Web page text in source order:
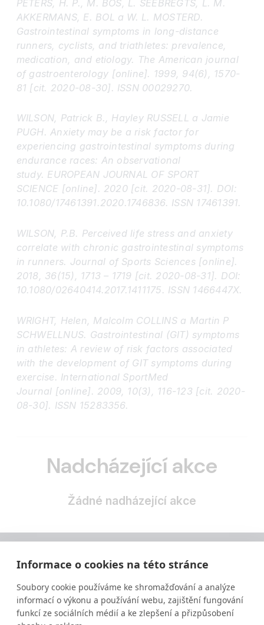
Informace o cookies na této stránce
Soubory cookie používáme ke shromažďování a analýze
informací o výkonu a používání webu, zajištění fungování
funkcí ze sociálních médií a ke zlepšení a přizpůsobení
PETERS, H. P., M. BOS, L. SEEBREGTS, L. M.
AKKERMANS, E. BOL a W. L. MOSTERD.
Gastrointestinal symptoms in long-distance
runners, cyclists, and triathletes: prevalence,
medication, and etiology. The American journal
of gastroenterology [online]. 1999, 94(6), 1570-
81 [cit. 2020-08-30]. ISSN 00029270.
WILSON, Patrick B., Hayley RUSSELL a Jamie
PUGH. Anxiety may be a risk factor for
experiencing gastrointestinal symptoms during
endurance races: An observational
study. EUROPEAN JOURNAL OF SPORT
SCIENCE [online]. 2020 [cit. 2020-08-31]. DOI:
10.1080/17461391.2020.1746836. ISSN 17461391.
WILSON, P.B. Perceived life stress and anxiety
correlate with chronic gastrointestinal symptoms
in runners. Journal of Sports Sciences [online].
2018, 36(15), 1713 – 1719 [cit. 2020-08-31]. DOI:
10.1080/02640414.2017.1411175. ISSN 1466447X.
WRIGHT, Helen, Malcolm COLLINS a Martin P
SCHWELLNUS. Gastrointestinal (GIT) symptoms
in athletes: A review of risk factors associated
with the development of GIT symptoms during
exercise. International SportMed
Journal [online]. 2009, 10(3), 116-123 [cit. 2020-
08-30]. ISSN 15283356.
Nadcházející akce
Žádné nadházející akce